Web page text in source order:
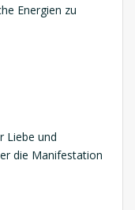
Energien zu
Liebe und
die Manifestation